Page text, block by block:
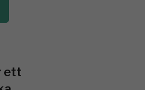
ett